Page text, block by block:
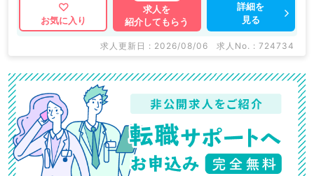
お気に入り
求人を
紹介してもらう
詳細を
見る
求人更新日 : 2026/08/06 求人No. : 724734